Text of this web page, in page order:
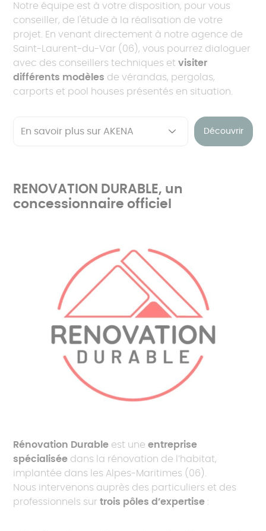
Notre équipe est à votre disposition, pour vous
conseiller, de l'étude à la réalisation de votre
projet. En venant directement à notre agence de
Saint-Laurent-du-Var (06), vous pourrez dialoguer
avec des conseillers techniques etvisiter
différents modèles de vérandas, pergolas,
carports et pool houses présentés en situation.
Découvrir
RENOVATION DURABLE, un
concessionnaire officiel
Rénovation Durable est uneentreprise
spécialisée dans la rénovation de l’habitat,
implantée dans les Alpes-Maritimes (06).
Nous intervenons auprès des particuliers et des
professionnels surtrois pôles d’expertise :